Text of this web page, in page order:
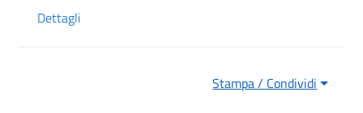
Dettagli
Stampa / Condividi